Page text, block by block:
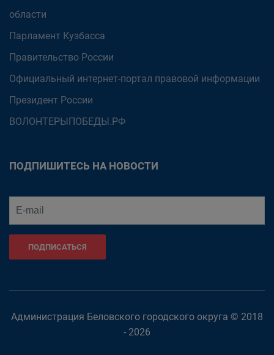
области
Парламент Кузбасса
Правительство России
Официальный интернет-портал правовой информации
Президент России
ВОЛОНТЕРЫПОБЕДЫ.РФ
ПОДПИШИТЕСЬ НА НОВОСТИ
ПОДПИСАТЬСЯ
Администрация Беловского городского округа © 2018
- 2026